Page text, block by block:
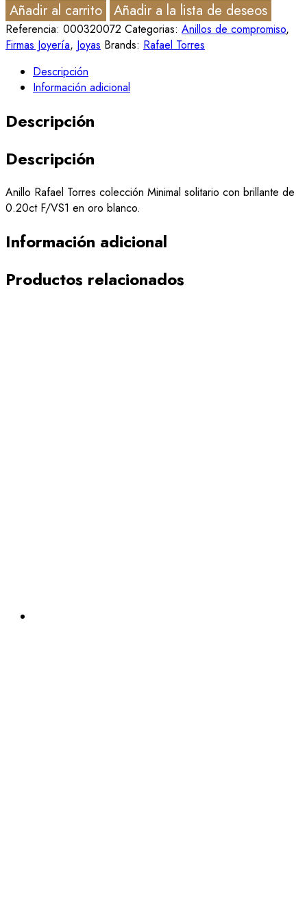
Añadir al carrito Añadir a la lista de deseos
Referencia: 000320072 Categorias: Anillos de compromiso,
Firmas Joyería, Joyas Brands: Rafael Torres
Descripción
Información adicional
Descripción
Descripción
Anillo Rafael Torres colección Minimal solitario con brillante de
0.20ct F/VS1 en oro blanco.
Información adicional
Productos relacionados